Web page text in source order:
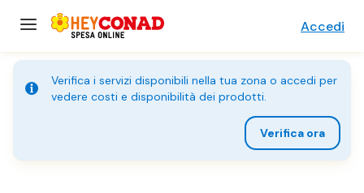
Accedi
Verifica i servizi disponibili nella tua zona o accedi per
vedere costi e disponibilità dei prodotti.
Verifica ora